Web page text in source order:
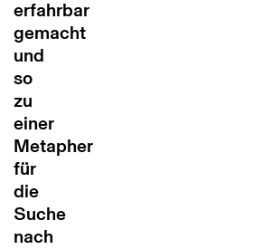
erfahrbar
gemacht
und
so
zu
einer
Metapher
für
die
Suche
nach